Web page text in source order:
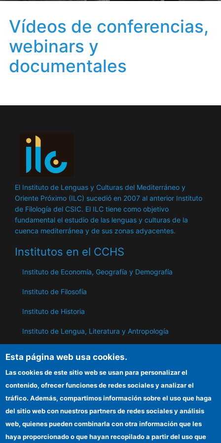
Vídeos de conferencias,
webinars y
documentales
El Instituto de Lenguas y Culturas del Mediterráneo y
Oriente Próximo (ILC) sucedió en 2007 al anterior Instituto
de Filología del CSIC. El ILC tiene como objetivo
fundamental el estudio de las lenguas y culturas de la
cuenca mediterránea y de sus zonas adyacentes.
Institutos en el CCHS
Instituto de Economía, Geografía y Demografía
Instituto de Filosofía
Instituto de Historia
Instituto de Lengua, Literatura y Antropología
Oriente Próximo
ILC
Sede electrónica CSIC
Esta página web usa cookies.
Las cookies de este sitio web se usan para personalizar el
contenido, ofrecer funciones de redes sociales y analizar el
tráfico. Además, compartimos información sobre el uso que haga
del sitio web con nuestros partners de redes sociales y análisis
web, quienes pueden combinarla con otra información que les
haya proporcionado o que hayan recopilado a partir del uso que